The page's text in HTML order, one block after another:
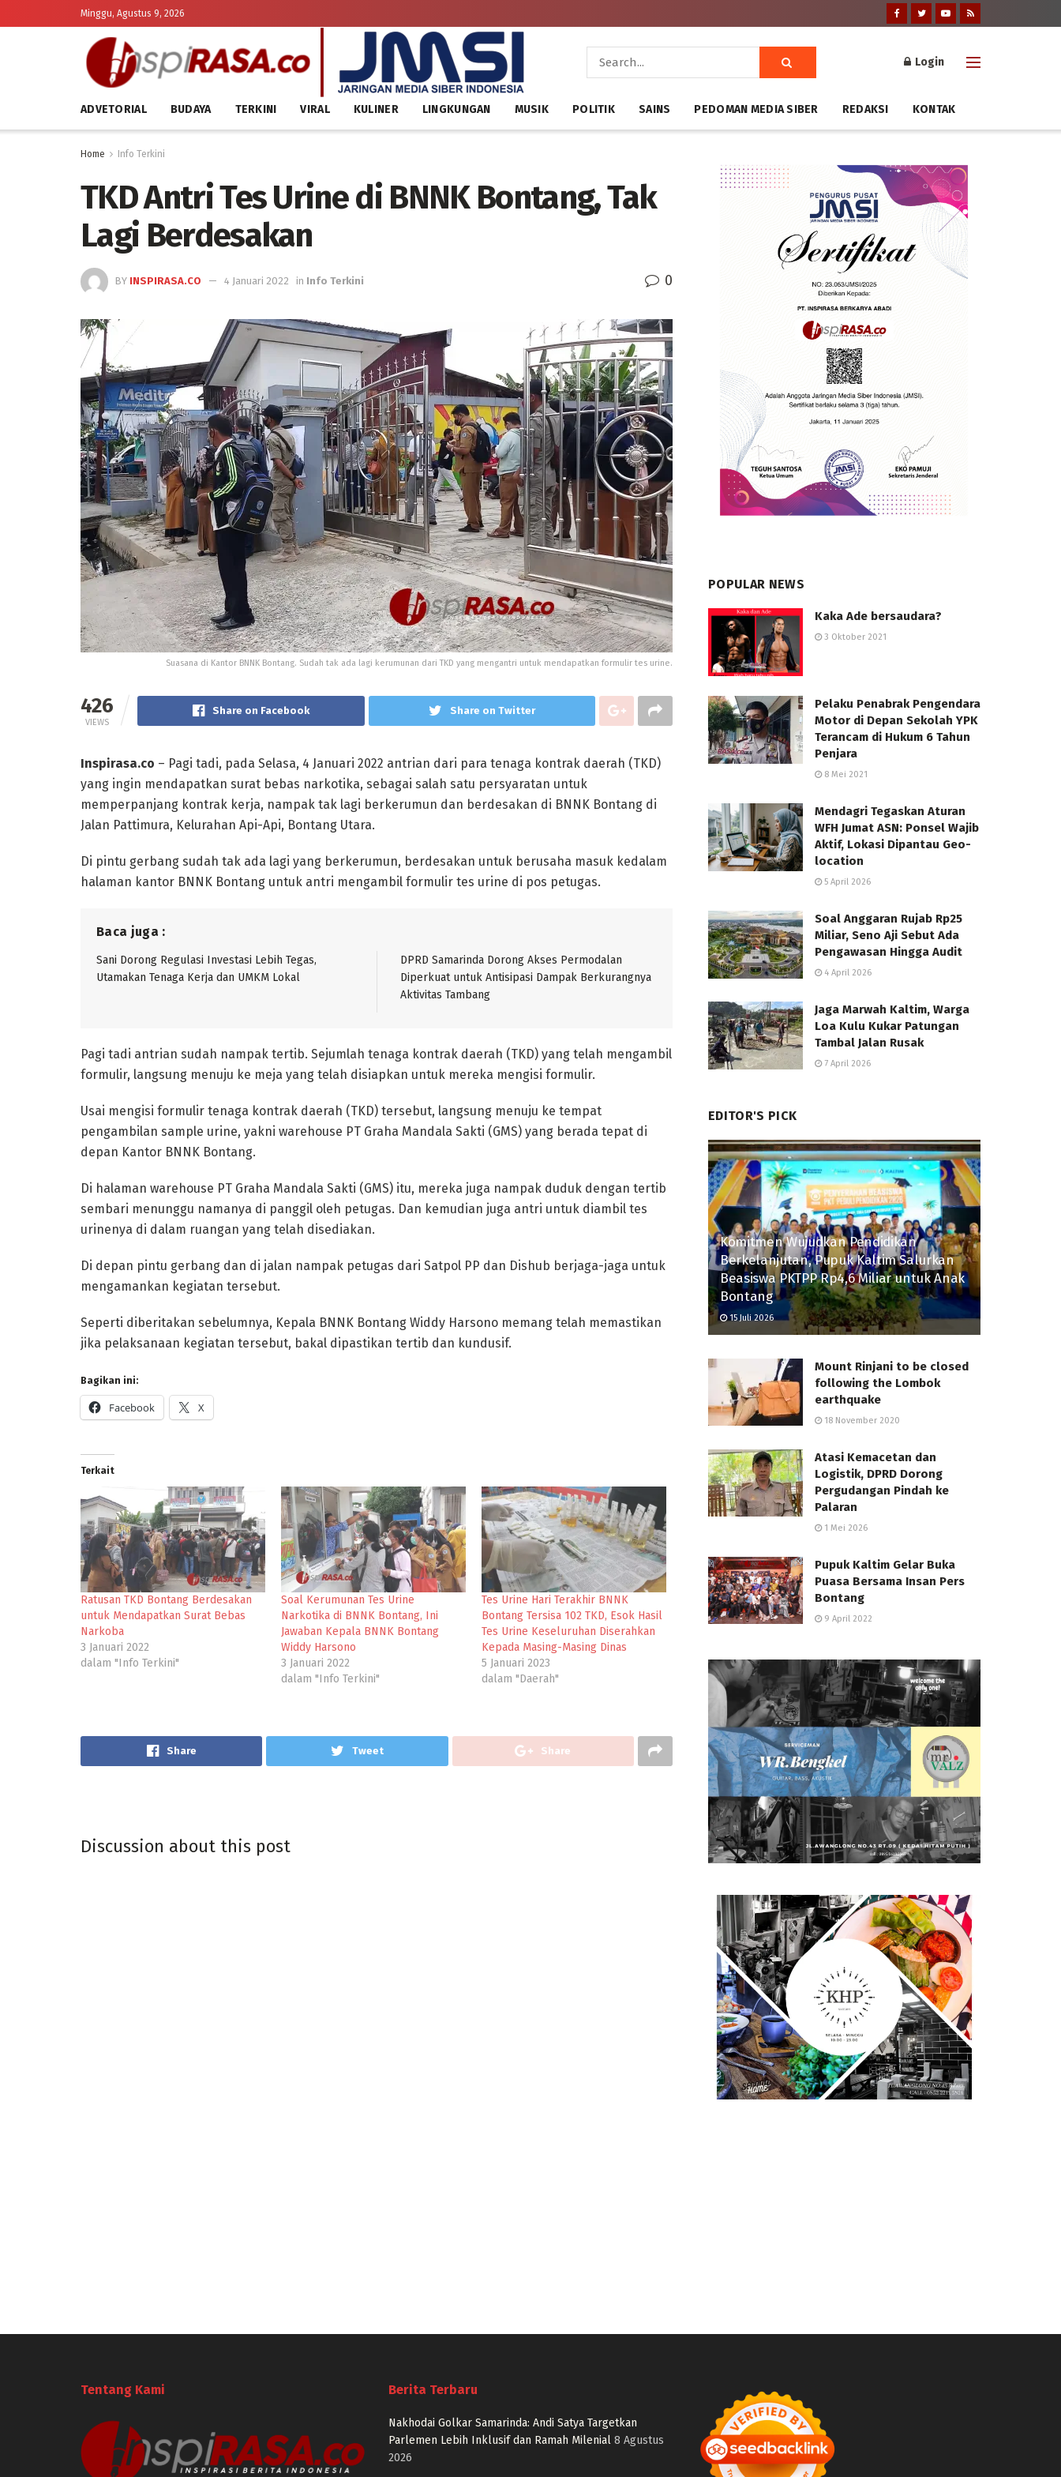
Minggu, Agustus 9, 2026
Login
ADVETORIAL BUDAYA TERKINI VIRAL KULINER LINGKUNGAN MUSIK POLITIK SAINS PEDOMAN MEDIA SIBER REDAKSI KONTAK
Home Info Terkini
TKD Antri Tes Urine di BNNK Bontang, Tak
Lagi Berdesakan
BY INSPIRASA.CO 4 Januari 2022 in Info Terkini 0
Suasana di Kantor BNNK Bontang. Sudah tak ada lagi kerumunan dari TKD yang mengantri untuk mendapatkan formulir tes urine.
426
VIEWS
Share on Facebook Share on Twitter
Inspirasa.co – Pagi tadi, pada Selasa, 4 Januari 2022 antrian dari para tenaga kontrak daerah (TKD)
yang ingin mendapatkan surat bebas narkotika, sebagai salah satu persyaratan untuk
memperpanjang kontrak kerja, nampak tak lagi berkerumun dan berdesakan di BNNK Bontang di
Jalan Pattimura, Kelurahan Api-Api, Bontang Utara.
Di pintu gerbang sudah tak ada lagi yang berkerumun, berdesakan untuk berusaha masuk kedalam
halaman kantor BNNK Bontang untuk antri mengambil formulir tes urine di pos petugas.
Baca juga :
Sani Dorong Regulasi Investasi Lebih Tegas,
Utamakan Tenaga Kerja dan UMKM Lokal
DPRD Samarinda Dorong Akses Permodalan
Diperkuat untuk Antisipasi Dampak Berkurangnya
Aktivitas Tambang
Pagi tadi antrian sudah nampak tertib. Sejumlah tenaga kontrak daerah (TKD) yang telah mengambil
formulir, langsung menuju ke meja yang telah disiapkan untuk mereka mengisi formulir.
Usai mengisi formulir tenaga kontrak daerah (TKD) tersebut, langsung menuju ke tempat
pengambilan sample urine, yakni warehouse PT Graha Mandala Sakti (GMS) yang berada tepat di
depan Kantor BNNK Bontang.
Di halaman warehouse PT Graha Mandala Sakti (GMS) itu, mereka juga nampak duduk dengan tertib
sembari menunggu namanya di panggil oleh petugas. Dan kemudian juga antri untuk diambil tes
urinenya di dalam ruangan yang telah disediakan.
Di depan pintu gerbang dan di jalan nampak petugas dari Satpol PP dan Dishub berjaga-jaga untuk
mengamankan kegiatan tersebut.
Seperti diberitakan sebelumnya, Kepala BNNK Bontang Widdy Harsono memang telah memastikan
jika pelaksanaan kegiatan tersebut, bakal dipastikan tertib dan kundusif.
Bagikan ini:
Facebook X
Terkait
Ratusan TKD Bontang Berdesakan
untuk Mendapatkan Surat Bebas
Narkoba
3 Januari 2022
dalam "Info Terkini"
Soal Kerumunan Tes Urine
Narkotika di BNNK Bontang, Ini
Jawaban Kepala BNNK Bontang
Widdy Harsono
3 Januari 2022
dalam "Info Terkini"
Tes Urine Hari Terakhir BNNK
Bontang Tersisa 102 TKD, Esok Hasil
Tes Urine Keseluruhan Diserahkan
Kepada Masing-Masing Dinas
5 Januari 2023
dalam "Daerah"
Share Tweet Share
Discussion about this post
POPULAR NEWS
Kaka Ade bersaudara?
3 Oktober 2021
Pelaku Penabrak Pengendara
Motor di Depan Sekolah YPK
Terancam di Hukum 6 Tahun
Penjara
8 Mei 2021
Mendagri Tegaskan Aturan
WFH Jumat ASN: Ponsel Wajib
Aktif, Lokasi Dipantau Geo-
location
5 April 2026
Soal Anggaran Rujab Rp25
Miliar, Seno Aji Sebut Ada
Pengawasan Hingga Audit
4 April 2026
Jaga Marwah Kaltim, Warga
Loa Kulu Kukar Patungan
Tambal Jalan Rusak
7 April 2026
EDITOR'S PICK
Komitmen Wujudkan Pendidikan
Berkelanjutan, Pupuk Kaltim Salurkan
Beasiswa PKTPP Rp4,6 Miliar untuk Anak
Bontang
15 Juli 2026
Mount Rinjani to be closed
following the Lombok
earthquake
18 November 2020
Atasi Kemacetan dan
Logistik, DPRD Dorong
Pergudangan Pindah ke
Palaran
1 Mei 2026
Pupuk Kaltim Gelar Buka
Puasa Bersama Insan Pers
Bontang
9 April 2022
Tentang Kami Berita Terbaru
Nakhodai Golkar Samarinda: Andi Satya Targetkan
Parlemen Lebih Inklusif dan Ramah Milenial 8 Agustus
2026